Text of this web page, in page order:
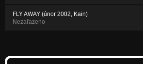
FLY AWAY (únor 2002, Kain)
Nezařazeno